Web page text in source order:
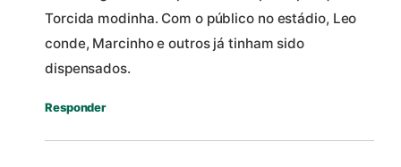
Torcida modinha. Com o público no estádio, Leo
conde, Marcinho e outros já tinham sido
dispensados.
Responder